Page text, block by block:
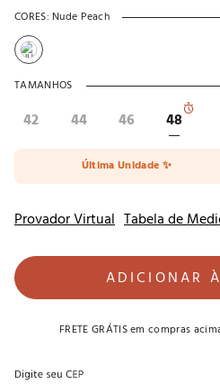
CORES: Nude Peach
TAMANHOS
48
44
42 46
Última Unidade ✨
Provador Virtual Tabela de
ADICIONAR
FRETE GRÁTISem compras